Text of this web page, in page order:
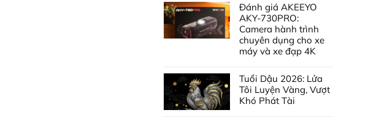
Đánh giá AKEEYO
AKY-730PRO:
Camera hành trình
chuyên dụng cho xe
máy và xe đạp 4K
Tuổi Dậu 2026: Lửa
Tôi Luyện Vàng, Vượt
Khó Phát Tài